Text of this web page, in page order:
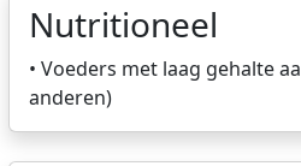
Nutritioneel
• Voeders met laag gehalte
anderen)